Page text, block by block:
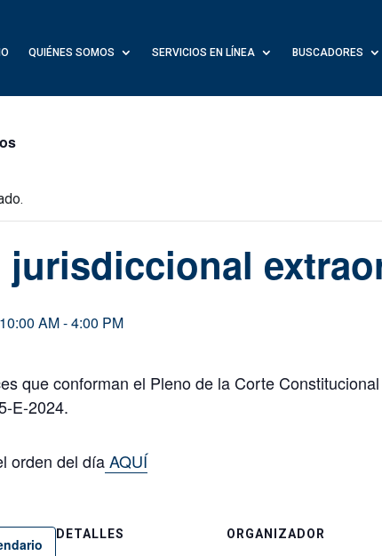
QUIÉNES SOMOS SERVICIOS EN LÍNEA BUSCADORES
AM-4:00 PM
que conforman el Pleno de la Corte
E-2024.
orden del díaAQUÍ
DETALLES ORGANIZADOR